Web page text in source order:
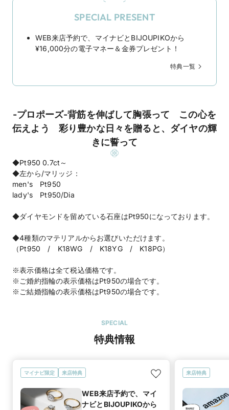
SPECIAL PRESENT
WEB来店予約で、マイナビとBIJOUPIKOから
¥16,000分の電子マネー＆金券プレゼント！
特典一覧
-プロポーズ-背筋を伸ばして胸張って この心を
伝えよう 彩り豊かな日々を贈ると、ダイヤの輝
きに誓って
◆Pt950 0.7ct～
◆左から/マリッジ：
men's Pt950
lady's Pt950/Dia
◆ダイヤモンドを留めている石座はPt950になっております。
◆4種類のマテリアルからお選びいただけます。
（Pt950 / K18WG / K18YG / K18PG）
※表示価格は全て税込価格です。
※ご婚約指輪の表示価格はPt950の場合です。
※ご結婚指輪の表示価格はPt950の場合です。
SPECIAL
特典情報
マイナビ限定 来店特典
WEB来店予約で、マイ
ナビとBIJOUPIKOから
来店特典